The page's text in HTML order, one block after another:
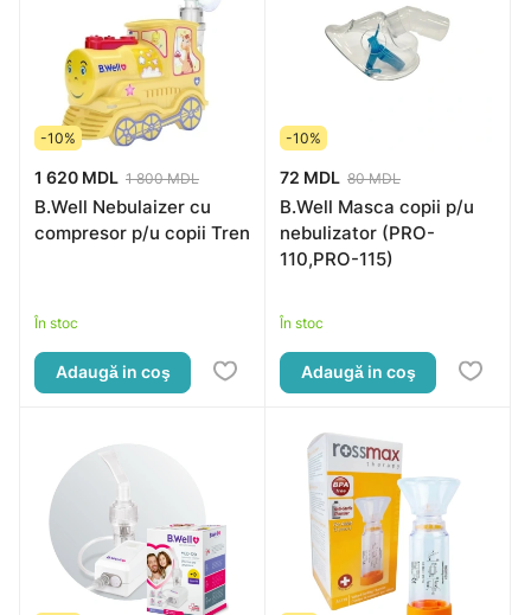
-10%
1 620 MDL 1 800 MDL
B.Well Nebulaizer cu
compresor p/u copii Tren
În stoc
Adaugă in coş
-10%
72 MDL 80 MDL
B.Well Masca copii p/u
nebulizator (PRO-
110,PRO-115)
În stoc
Adaugă in coş